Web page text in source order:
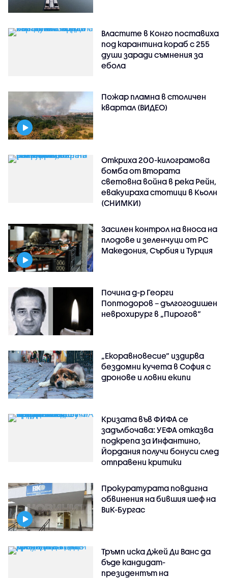
Властите в Конго поставиха
под карантина кораб с 255
души заради съмнения за
ебола
Пожар пламна в столичен
квартал (ВИДЕО)
Откриха 200-килограмова
бомба от Втората
световна война в река Рейн,
евакуираха стотици в Кьолн
(СНИМКИ)
Засилен контрол на вноса на
плодове и зеленчуци от РС
Македония, Сърбия и Турция
Почина д-р Георги
Поптодоров – дългогодишен
неврохирург в „Пирогов“
„Екоравновесие“ издирва
бездомни кучета в София с
дронове и ловни екипи
Кризата във ФИФА се
задълбочава: УЕФА отказва
подкрепа за Инфантино,
Йордания получи бонуси след
отправени критики
Прокуратурата повдигна
обвинения на бившия шеф на
ВиК-Бургас
Тръмп иска Джей Ди Ванс да
бъде кандидат-
президентът на